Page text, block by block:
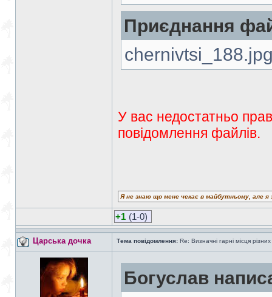
Приєднання
У вас недостатньо
повідомлення файлів.
Я не знаю що мене чекає в майбутньому, але
+1 (1-0)
Царська дочка Тема повідомлення: Re: Визначні гарні місця
Богуслав